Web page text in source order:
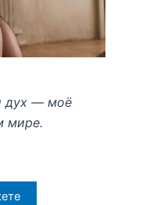
дух — моё
мире.